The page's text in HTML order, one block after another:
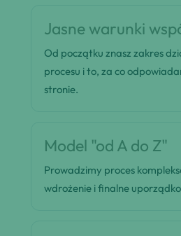
Jasne warunki
Od początku znasz zakres
procesu i to, za co
stronie.
Model "od A do Z"
Prowadzimy proces
wdrożenie i finalne